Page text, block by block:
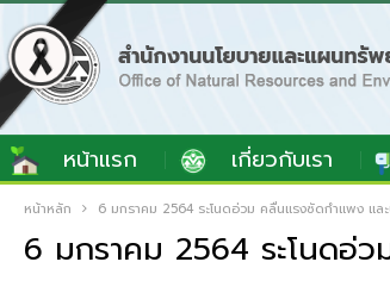
หน้าแรก เกี่ยวกับเรา
หน้าหลัก 6 มกราคม 2564 ระโนดอ่วม คลื่นแรงซัดกำแพง แล
6 มกราคม 2564 ระโนดอ่